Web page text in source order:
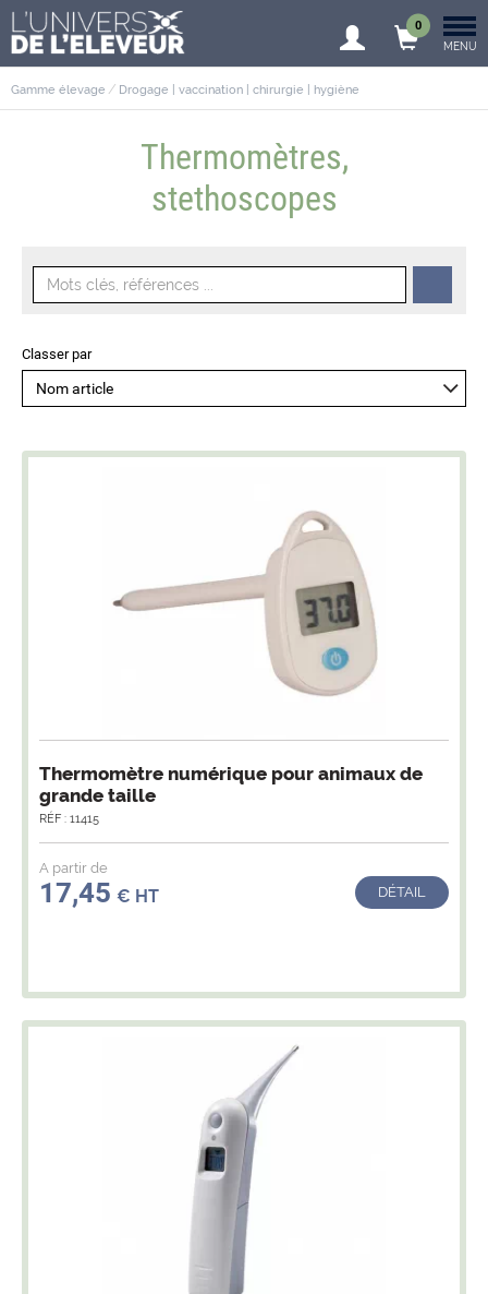
0
MENU
Gamme élevage Drogage | vaccination | chirurgie | hygiène
Thermomètres,
stethoscopes
Classer par
Thermomètre numérique pour animaux de
grande taille
RÉF : 11415
A partir de
17,45 € HT DÉTAIL